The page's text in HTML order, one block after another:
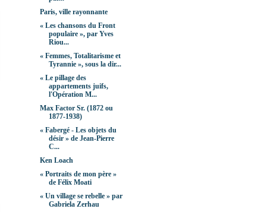
Paris, ville rayonnante
« Les chansons du Front
populaire », par Yves
Riou...
« Femmes, Totalitarisme et
Tyrannie », sous la dir...
« Le pillage des
appartements juifs,
l'Opération M...
Max Factor Sr. (1872 ou
1877-1938)
« Fabergé - Les objets du
désir » de Jean-Pierre
C...
Ken Loach
« Portraits de mon père »
de Félix Moati
« Un village se rebelle » par
Gabriela Zerhau